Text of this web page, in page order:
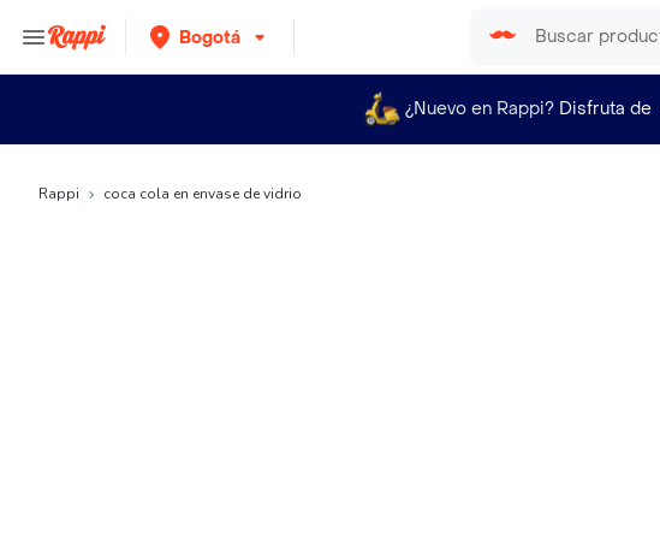
Bogotá
¿Nuevo en Rappi? Disfruta de
Rappi coca cola en envase de vidrio